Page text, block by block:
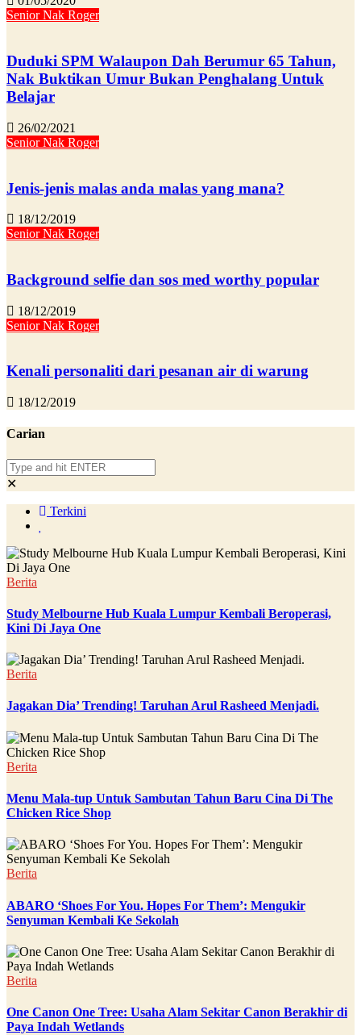
Senior Nak Roger
Duduki SPM Walaupon Dah Berumur 65 Tahun,
Nak Buktikan Umur Bukan Penghalang Untuk
Belajar
26/02/2021
Senior Nak Roger
Jenis-jenis malas anda malas yang mana?
18/12/2019
Senior Nak Roger
Background selfie dan sos med worthy popular
18/12/2019
Senior Nak Roger
Kenali personaliti dari pesanan air di warung
18/12/2019
Carian
✕
Terkini
Berita
Study Melbourne Hub Kuala Lumpur Kembali Beroperasi,
Kini Di Jaya One
Berita
Jagakan Dia’ Trending! Taruhan Arul Rasheed Menjadi.
Berita
Menu Mala-tup Untuk Sambutan Tahun Baru Cina Di The
Chicken Rice Shop
Berita
ABARO ‘Shoes For You. Hopes For Them’: Mengukir
Senyuman Kembali Ke Sekolah
Berita
One Canon One Tree: Usaha Alam Sekitar Canon Berakhir di
Paya Indah Wetlands